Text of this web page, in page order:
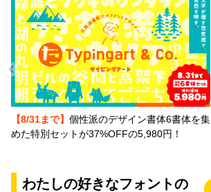
【8/31まで】 個性派のデザイン書体6書体を集
めた特別セットが37%OFFの5,980円！
わたしの好きなフォントの